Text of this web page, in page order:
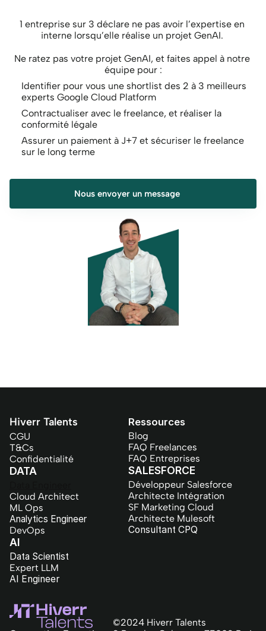
1 entreprise sur 3 déclare ne pas avoir l’expertise en
interne lorsqu’elle réalise un projet GenAI.
Ne ratez pas votre projet GenAI, et faites appel à notre
équipe pour :
Identifier pour vous une shortlist des 2 à 3 meilleurs
experts Google Cloud Platform
Contractualiser avec le freelance, et réaliser la
conformité légale
Assurer un paiement à J+7 et sécuriser le freelance
sur le long terme
Nous envoyer un message
Hiverr Talents
CGU
T&Cs
Confidentialité
Ressources
Blog
FAQ Freelances
FAQ Entreprises
DATA
Cloud Architect
ML Ops
Analytics Engineer
DevOps
SALESFORCE
Développeur Salesforce
Architecte Intégration
SF Marketing Cloud
Architecte Mulesoft
Consultant CPQ
AI
Data Scientist
Expert LLM
AI Engineer
©2024 Hiverr Talents